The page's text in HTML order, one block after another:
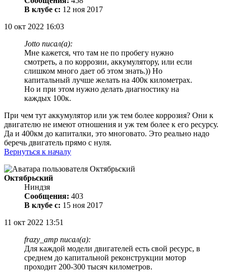
В клубе с: 12 ноя 2017
10 окт 2022 16:03
Jotto писал(а):
Мне кажется, что там не по пробегу нужно
смотреть, а по коррозии, аккумулятору, или если
слишком много дает об этом знать.)) Но
капитальный лучше желать на 400к километрах.
Но и при этом нужно делать диагностику на
каждых 100к.
При чем тут аккумулятор или уж тем более коррозия? Они к
двигателю не имеют отношения и уж тем более к его ресурсу.
Да и 400км до капиталки, это многовато. Это реально надо
беречь двигатель прямо с нуля.
Вернуться к началу
Октябрьский
Ниндзя
Сообщения: 403
В клубе с: 15 ноя 2017
11 окт 2022 13:51
frazy_amp писал(а):
Для каждой модели двигателей есть свой ресурс, в
среднем до капитальной реконструкции мотор
проходит 200-300 тысяч километров.